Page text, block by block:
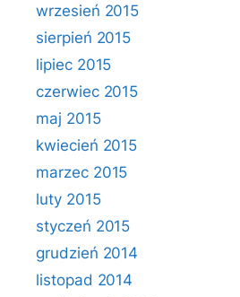
wrzesień 2015
sierpień 2015
lipiec 2015
czerwiec 2015
maj 2015
kwiecień 2015
marzec 2015
luty 2015
styczeń 2015
grudzień 2014
listopad 2014